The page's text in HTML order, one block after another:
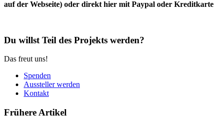
auf der Webseite) oder direkt hier mit Paypal oder Kreditkarte
Du willst Teil des Projekts werden?
Das freut uns!
Spenden
Aussteller werden
Kontakt
Frühere Artikel